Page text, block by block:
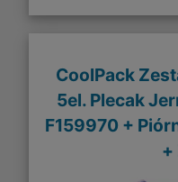
CoolPack
5el. Plecak
F159970 +
+